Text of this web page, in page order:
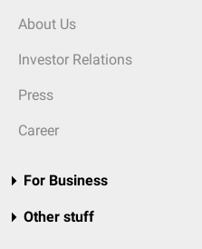
About Us
Investor Relations
Press
Career
For Business
Other stuff